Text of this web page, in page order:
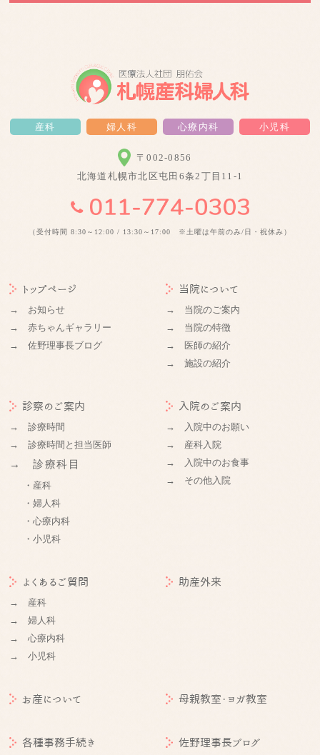
産科 婦人科 心療内科 小児科
〒002-0856
北海道札幌市北区屯田6条2丁目11-1
（受付時間 8:30～12:00 / 13:30～17:00 ※土曜は午前のみ/日・祝休み）
トップページ
→ お知らせ
→ 赤ちゃんギャラリー
→ 佐野理事長ブログ
当院について
→ 当院のご案内
→ 当院の特徴
→ 医師の紹介
→ 施設の紹介
診察のご案内
→ 診療時間
→ 診療時間と担当医師
→ 診療科目
・産科
・婦人科
・心療内科
・小児科
入院のご案内
→ 入院中のお願い
→ 産科入院
→ 入院中のお食事
→ その他入院
よくあるご質問
→ 産科
→ 婦人科
→ 心療内科
→ 小児科
助産外来
お産について 母親教室・ヨガ教室
各種事務手続き 佐野理事長ブログ